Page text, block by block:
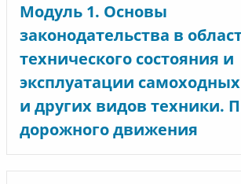
Модуль 1. Основы
законодательства в
технического состояния и
эксплуатации
и других видов техники.
дорожного движения